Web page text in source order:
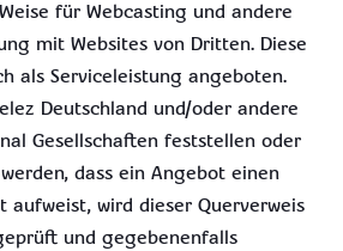
für Webcasting und andere
mit Websites von Dritten. Diese
als Serviceleistung angeboten.
Deutschland und/oder andere
Gesellschaften feststellen oder
dass ein Angebot einen
aufweist, wird dieser Querverweis
und gegebenenfalls